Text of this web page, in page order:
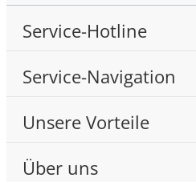
Service-Hotline
Service-Navigation
Unsere Vorteile
Über uns